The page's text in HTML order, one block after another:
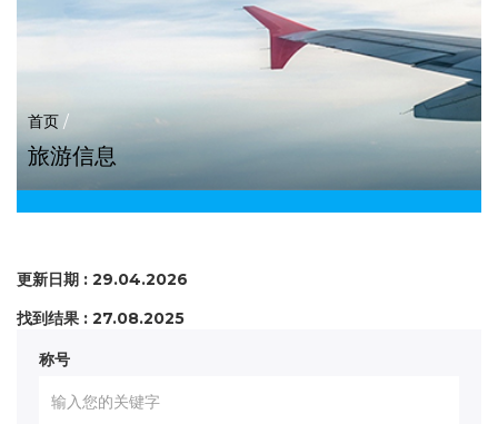
You
are
here
首页 /
旅游信息
更新日期 : 29.04.2026
找到结果 : 27.08.2025
称号